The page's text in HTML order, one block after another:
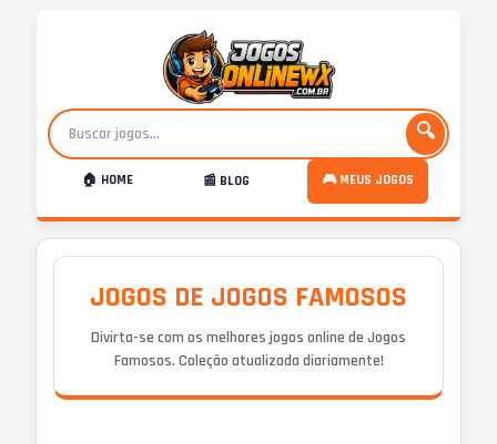
🔍
🏠 HOME 📰 BLOG 🎮 MEUS JOGOS
JOGOS DE JOGOS FAMOSOS
Divirta-se com os melhores jogos online de Jogos
Famosos. Coleção atualizada diariamente!